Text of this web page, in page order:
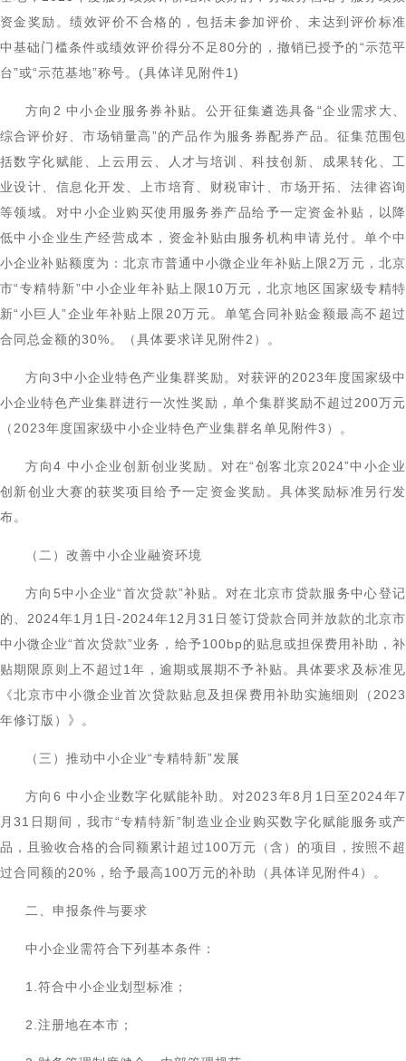
资金奖励。绩效评价不合格的，包括未参加评价、未达到评价标准
中基础门槛条件或绩效评价得分不足80分的，撤销已授予的“示范平
台”或“示范基地”称号。(具体详见附件1)
方向2 中小企业服务券补贴。公开征集遴选具备“企业需求大、
综合评价好、市场销量高”的产品作为服务券配券产品。征集范围包
括数字化赋能、上云用云、人才与培训、科技创新、成果转化、工
业设计、信息化开发、上市培育、财税审计、市场开拓、法律咨询
等领域。对中小企业购买使用服务券产品给予一定资金补贴，以降
低中小企业生产经营成本，资金补贴由服务机构申请兑付。单个中
小企业补贴额度为：北京市普通中小微企业年补贴上限2万元，北京
市“专精特新”中小企业年补贴上限10万元，北京地区国家级专精特
新“小巨人”企业年补贴上限20万元。单笔合同补贴金额最高不超过
合同总金额的30%。（具体要求详见附件2）。
方向3中小企业特色产业集群奖励。对获评的2023年度国家级中
小企业特色产业集群进行一次性奖励，单个集群奖励不超过200万元
（2023年度国家级中小企业特色产业集群名单见附件3）。
方向4 中小企业创新创业奖励。对在“创客北京2024”中小企业
创新创业大赛的获奖项目给予一定资金奖励。具体奖励标准另行发
布。
（二）改善中小企业融资环境
方向5中小企业“首次贷款”补贴。对在北京市贷款服务中心登记
的、2024年1月1日-2024年12月31日签订贷款合同并放款的北京市
中小微企业“首次贷款”业务，给予100bp的贴息或担保费用补助，补
贴期限原则上不超过1年，逾期或展期不予补贴。具体要求及标准见
《北京市中小微企业首次贷款贴息及担保费用补助实施细则（2023
年修订版）》。
（三）推动中小企业“专精特新”发展
方向6 中小企业数字化赋能补助。对2023年8月1日至2024年7
月31日期间，我市“专精特新”制造业企业购买数字化赋能服务或产
品，且验收合格的合同额累计超过100万元（含）的项目，按照不超
过合同额的20%，给予最高100万元的补助（具体详见附件4）。
二、申报条件与要求
中小企业需符合下列基本条件：
1.符合中小企业划型标准；
2.注册地在本市；